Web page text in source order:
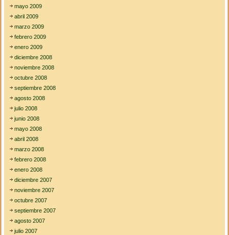
mayo 2009
abril 2009
marzo 2009
febrero 2009
enero 2009
diciembre 2008
noviembre 2008
octubre 2008
septiembre 2008
agosto 2008
julio 2008
junio 2008
mayo 2008
abril 2008
marzo 2008
febrero 2008
enero 2008
diciembre 2007
noviembre 2007
octubre 2007
septiembre 2007
agosto 2007
julio 2007